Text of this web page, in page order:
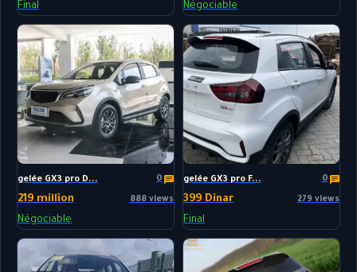
Final Négociable
gelée GX3 pro D... 0
219 million 888 views
Négociable
gelée GX3 pro F... 0
399 Dinar 279 views
Final